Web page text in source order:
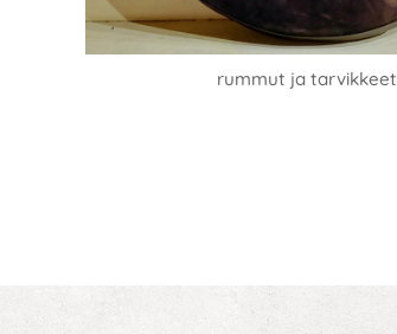
rummut ja tarvikkeet